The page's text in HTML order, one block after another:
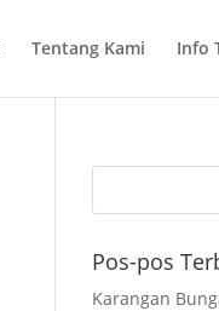
Tentang Kami Info
Pos-pos
Karangan